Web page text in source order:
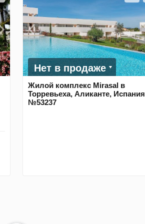
Нет в продаже
Жилой комплекс Mirasal в
Торревьеха, Аликанте, Испания
№53237